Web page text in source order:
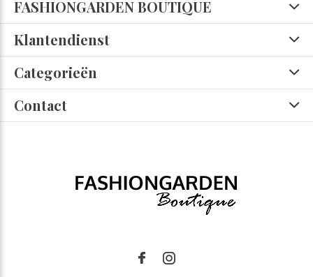
FASHIONGARDEN BOUTIQUE
Klantendienst
Categorieën
Contact